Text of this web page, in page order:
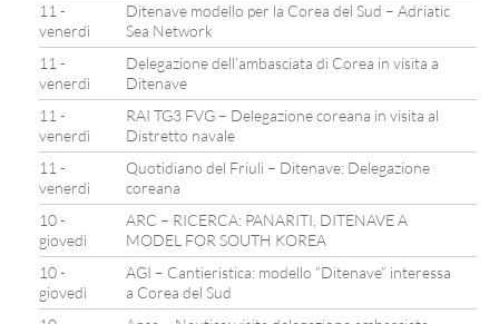
11 -
venerdì
Ditenave modello per la Corea del Sud – Adriatic
Sea Network
11 -
venerdì
Delegazione dell’ambasciata di Corea in visita a
Ditenave
11 -
venerdì
RAI TG3 FVG – Delegazione coreana in visita al
Distretto navale
11 -
venerdì
Quotidiano del Friuli – Ditenave: Delegazione
coreana
10 -
giovedì
ARC – RICERCA: PANARITI, DITENAVE A
MODEL FOR SOUTH KOREA
10 -
giovedì
AGI – Cantieristica: modello “Ditenave” interessa
a Corea del Sud